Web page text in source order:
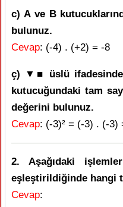
c) A ve B
bulunuz.
Cevap: (-4) . (+2) = -8
ç) ▼■ üslü
kutucuğundaki tam
değerini bulunuz.
Cevap: (-3)² = (-3) . (-3)
2. Aşağıdaki
eşleştirildiğinde hangi
Cevap: